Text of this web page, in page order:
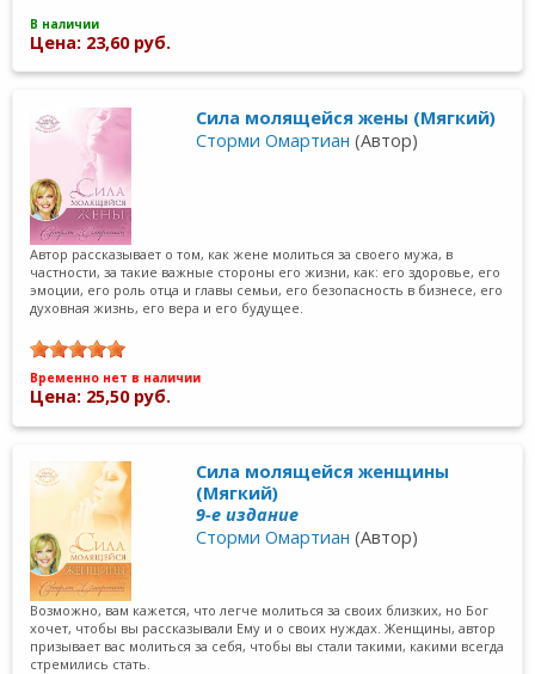
В наличии
Цена: 23,60 руб.
Сила молящейся жены (Мягкий)
Сторми Омартиан (Автор)
Автор рассказывает о том, как жене молиться за своего мужа, в
частности, за такие важные стороны его жизни, как: его здоровье, его
эмоции, его роль отца и главы семьи, его безопасность в бизнесе, его
духовная жизнь, его вера и его будущее.
Временно нет в наличии
Цена: 25,50 руб.
Сила молящейся женщины
(Мягкий)
9-е издание
Сторми Омартиан (Автор)
Возможно, вам кажется, что легче молиться за своих близких, но Бог
хочет, чтобы вы рассказывали Ему и о своих нуждах. Женщины, автор
призывает вас молиться за себя, чтобы вы стали такими, какими всегда
стремились стать.